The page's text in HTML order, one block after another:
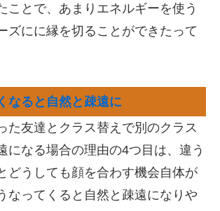
ことで、あまりエネルギーを使う
ズにに縁を切ることができたって
なると自然と疎遠に
た友達とクラス替えで別のクラス
になる場合の理由の4つ目は、違う
どうしても顔を合わす機会自体が
なってくると自然と疎遠になりや